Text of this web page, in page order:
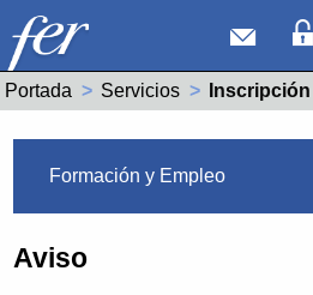
Portada Servicios Actual:
Inscripción
Formación y Empleo
Aviso